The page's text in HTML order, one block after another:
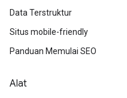
Data Terstruktur
Situs mobile-friendly
Panduan Memulai SEO
Alat